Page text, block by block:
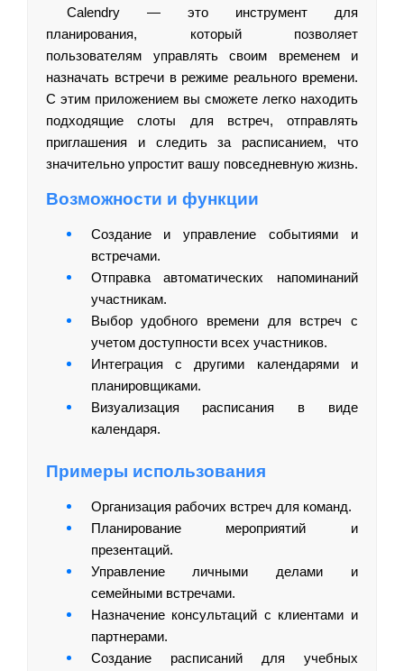
Calendry — это инструмент для
планирования, который позволяет
пользователям управлять своим временем и
назначать встречи в режиме реального времени.
С этим приложением вы сможете легко находить
подходящие слоты для встреч, отправлять
приглашения и следить за расписанием, что
значительно упростит вашу повседневную жизнь.
Возможности и функции
Создание и управление событиями и
встречами.
Отправка автоматических напоминаний
участникам.
Выбор удобного времени для встреч с
учетом доступности всех участников.
Интеграция с другими календарями и
планировщиками.
Визуализация расписания в виде
календаря.
Примеры использования
Организация рабочих встреч для команд.
Планирование мероприятий и
презентаций.
Управление личными делами и
семейными встречами.
Назначение консультаций с клиентами и
партнерами.
Создание расписаний для учебных